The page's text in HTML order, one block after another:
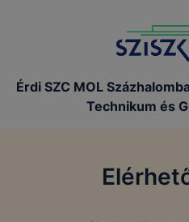
Érdi SZC MOL
Technikum és